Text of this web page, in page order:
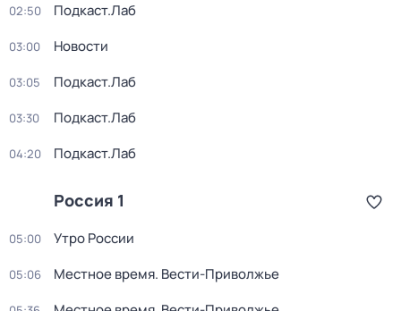
02:50 Подкаст.Лаб
03:00 Новости
03:05 Подкаст.Лаб
03:30 Подкаст.Лаб
04:20 Подкаст.Лаб
Россия 1
05:00 Утро России
05:06 Местное время. Вести-Приволжье